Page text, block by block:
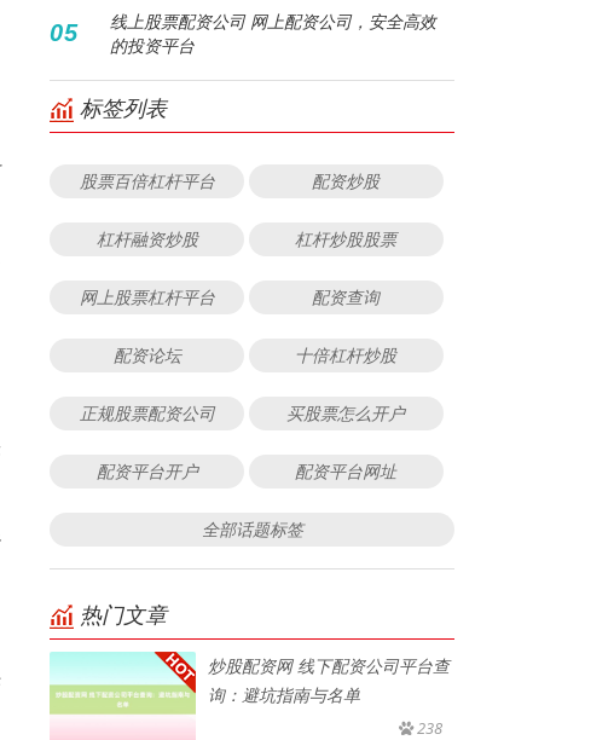
05
线上股票配资公司 网上配资公司，安全高效
的投资平台
标签列表
股票百倍杠杆平台 配资炒股
杠杆融资炒股 杠杆炒股股票
网上股票杠杆平台 配资查询
配资论坛 十倍杠杆炒股
正规股票配资公司 买股票怎么开户
配资平台开户 配资平台网址
全部话题标签
热门文章
炒股配资网 线下配资公司平台查
询：避坑指南与名单
238